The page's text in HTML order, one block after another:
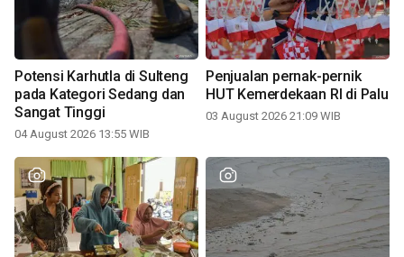
Potensi Karhutla di Sulteng
pada Kategori Sedang dan
Sangat Tinggi
04 August 2026 13:55 WIB
Penjualan pernak-pernik
HUT Kemerdekaan RI di Palu
03 August 2026 21:09 WIB